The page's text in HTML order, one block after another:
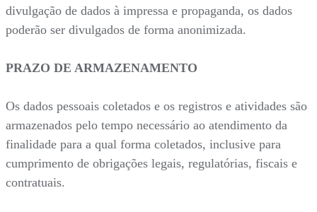
divulgação de dados à impressa e propaganda, os dados
poderão ser divulgados de forma anonimizada.
PRAZO DE ARMAZENAMENTO
Os dados pessoais coletados e os registros e atividades são
armazenados pelo tempo necessário ao atendimento da
finalidade para a qual forma coletados, inclusive para
cumprimento de obrigações legais, regulatórias, fiscais e
contratuais.